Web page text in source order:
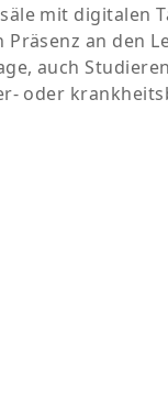
mit digitalen
an den
auch
oder